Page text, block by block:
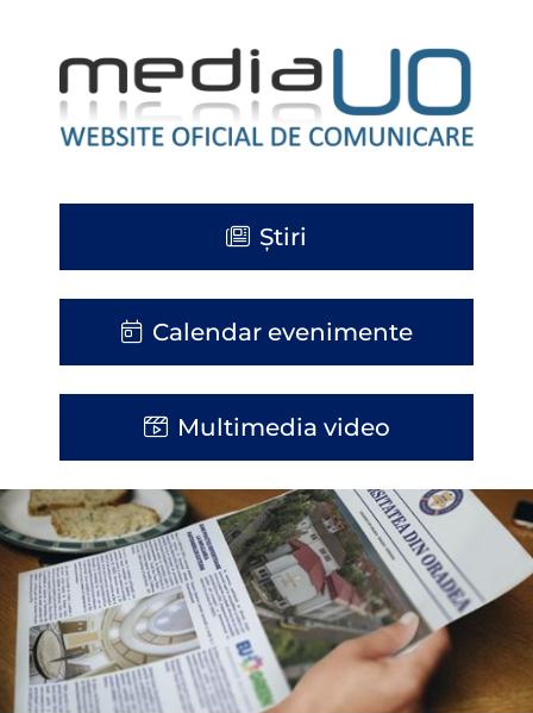
Știri
Calendar evenimente
Multimedia video